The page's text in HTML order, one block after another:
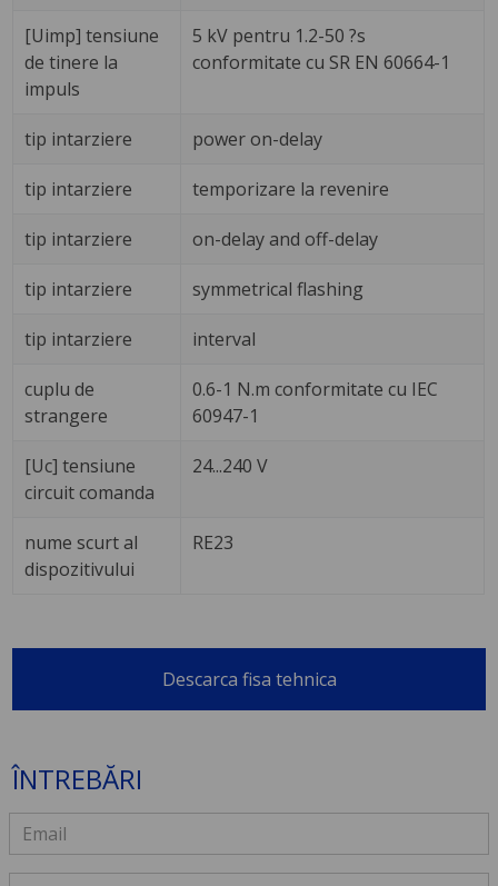
[Uimp] tensiune
de tinere la
impuls
5 kV pentru 1.2-50 ?s
conformitate cu SR EN 60664-1
tip intarziere power on-delay
tip intarziere temporizare la revenire
tip intarziere on-delay and off-delay
tip intarziere symmetrical flashing
tip intarziere interval
cuplu de
strangere
0.6-1 N.m conformitate cu IEC
60947-1
[Uc] tensiune
circuit comanda
24...240 V
nume scurt al
dispozitivului
RE23
Descarca fisa tehnica
ÎNTREBĂRI